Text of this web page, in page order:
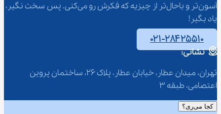
آسون‌تر و باحال‌تر از چیزیه که فکرش رو می‌کنی. پس سخت نگیر،
یاد بگیر!
۰۲۱-۲۸۴۲۵۵۱۰
نشانی:
تهران، میدان عطار، خیابان عطار، پلاک 26، ساختمان پروین
اعتصامی، طبقه 3
کجا می‌ری؟